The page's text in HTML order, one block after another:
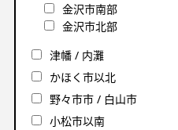
金沢市南部
金沢市北部
津幡 / 内灘
かほく市以北
野々市市 / 白山市
小松市以南